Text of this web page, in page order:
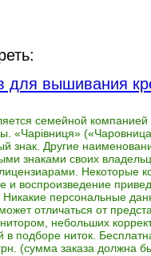
для вышивания
семейной компанией
«Чарівниця»
знак. Другие
знаками своих
Некоторые
и воспроизведение
Никакие персональные
отличаться от
небольших
подборе ниток.
(сумма заказа должна